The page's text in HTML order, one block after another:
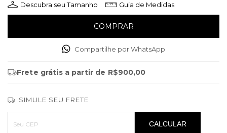
Descubra seu Tamanho Guia de Medidas
Compartilhe por WhatsApp
Frete grátis a partir de R$900,00
SIMULE SEU FRETE
Entregas para o CEP:
ALTERAR CEP
CALCULAR